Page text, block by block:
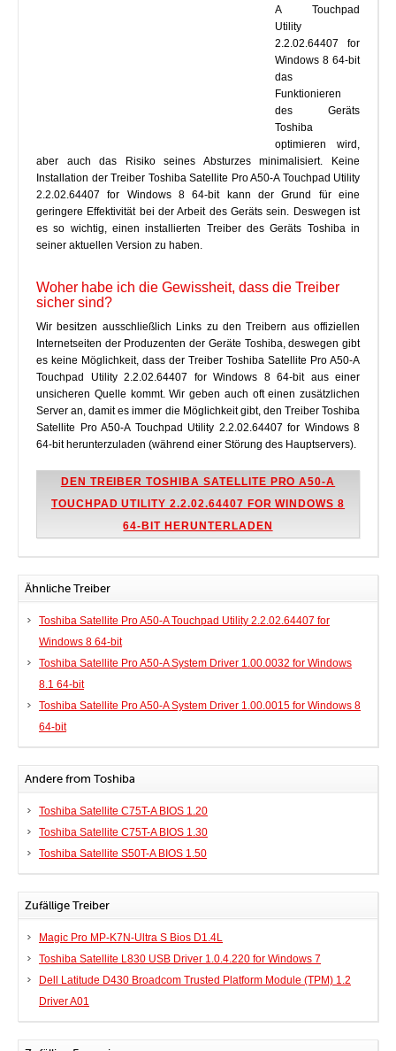
A Touchpad
Utility
2.2.02.64407 for
Windows 8 64-bit
das
Funktionieren
des Geräts
Toshiba
optimieren wird,
aber auch das Risiko seines Absturzes minimalisiert. Keine
Installation der Treiber Toshiba Satellite Pro A50-A Touchpad Utility
2.2.02.64407 for Windows 8 64-bit kann der Grund für eine
geringere Effektivität bei der Arbeit des Geräts sein. Deswegen ist
es so wichtig, einen installierten Treiber des Geräts Toshiba in
seiner aktuellen Version zu haben.
Woher habe ich die Gewissheit, dass die Treiber
sicher sind?
Wir besitzen ausschließlich Links zu den Treibern aus offiziellen
Internetseiten der Produzenten der Geräte Toshiba, deswegen gibt
es keine Möglichkeit, dass der Treiber Toshiba Satellite Pro A50-A
Touchpad Utility 2.2.02.64407 for Windows 8 64-bit aus einer
unsicheren Quelle kommt. Wir geben auch oft einen zusätzlichen
Server an, damit es immer die Möglichkeit gibt, den Treiber Toshiba
Satellite Pro A50-A Touchpad Utility 2.2.02.64407 for Windows 8
64-bit herunterzuladen (während einer Störung des Hauptservers).
DEN TREIBER TOSHIBA SATELLITE PRO A50-A
TOUCHPAD UTILITY 2.2.02.64407 FOR WINDOWS 8
64-BIT HERUNTERLADEN
Ähnliche Treiber
Toshiba Satellite Pro A50-A Touchpad Utility 2.2.02.64407 for
Windows 8 64-bit
Toshiba Satellite Pro A50-A System Driver 1.00.0032 for Windows
8.1 64-bit
Toshiba Satellite Pro A50-A System Driver 1.00.0015 for Windows 8
64-bit
Andere from Toshiba
Toshiba Satellite C75T-A BIOS 1.20
Toshiba Satellite C75T-A BIOS 1.30
Toshiba Satellite S50T-A BIOS 1.50
Zufällige Treiber
Magic Pro MP-K7N-Ultra S Bios D1.4L
Toshiba Satellite L830 USB Driver 1.0.4.220 for Windows 7
Dell Latitude D430 Broadcom Trusted Platform Module (TPM) 1.2
Driver A01